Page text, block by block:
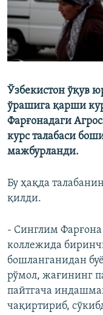
Ўзбекистон ўқув
ўрашига қарши
Фарғонадаги
курс талабаси
мажбурланди.
Бу ҳақда
қилди.
- Синглим
коллежида
бошланганидан
рўмол, жағининг
пайтгача
чақиртириб,